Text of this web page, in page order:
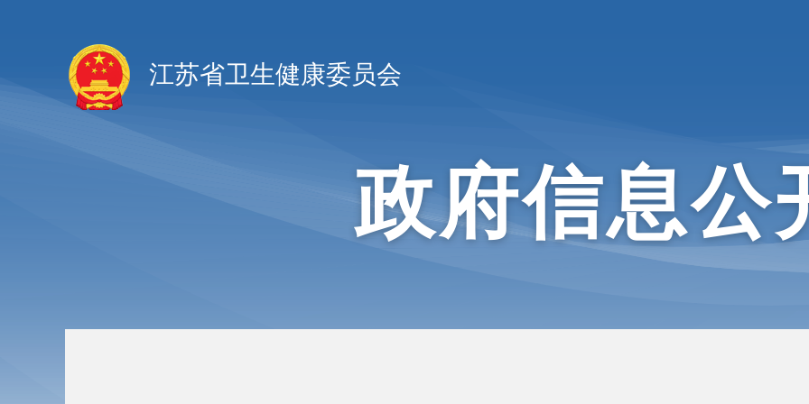
江苏省卫生健康委员会
政府信息公